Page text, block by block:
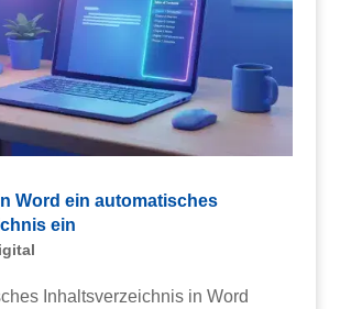
Word ein automatisches
ein
Inhaltsverzeichnis in Word